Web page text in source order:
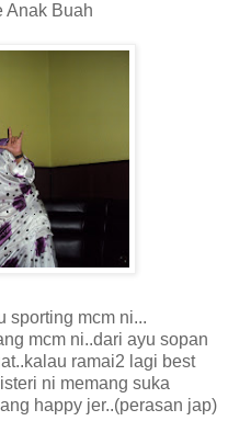
Anak Buah
sporting mcm ni...
mcm ni..dari ayu sopan
ramai2 lagi best
ni memang suka
happy jer..(perasan jap)